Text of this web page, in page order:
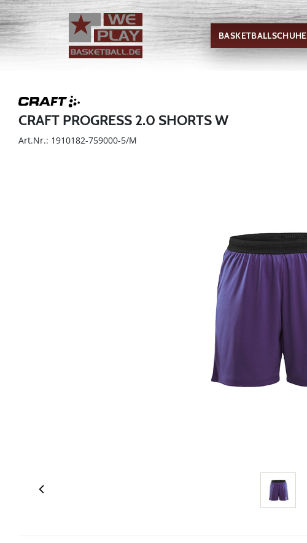
BASKETBALLSCHUHE
CRAFT PROGRESS 2.0 SHORTS W
Art.Nr.: 1910182-759000-5/M